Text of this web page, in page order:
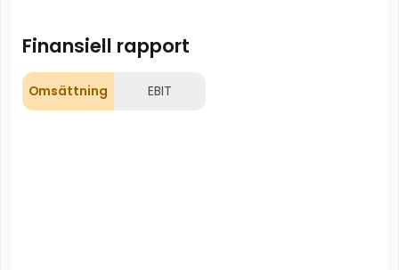
Finansiell rapport
Omsättning EBIT